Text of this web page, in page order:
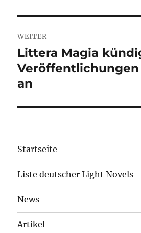
WEITER
Nächster
Beitrag:
Littera Magia
an
Startseite
Liste deutscher Light Novels
News
Artikel